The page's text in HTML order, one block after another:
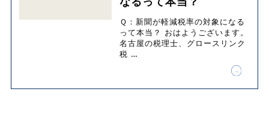
Ｑ：新聞が軽減税率の対象になる
って本当？ おはようございます。
名古屋の税理士、グロースリンク
税 …